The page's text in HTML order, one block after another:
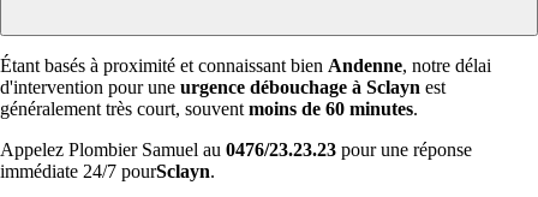
Étant basés à proximité et connaissant bien Andenne, notre délai
d'intervention pour une urgence débouchage à Sclayn est
généralement très court, souvent moins de 60 minutes.
Appelez Plombier Samuel au 0476/23.23.23 pour une réponse
immédiate 24/7 pourSclayn.